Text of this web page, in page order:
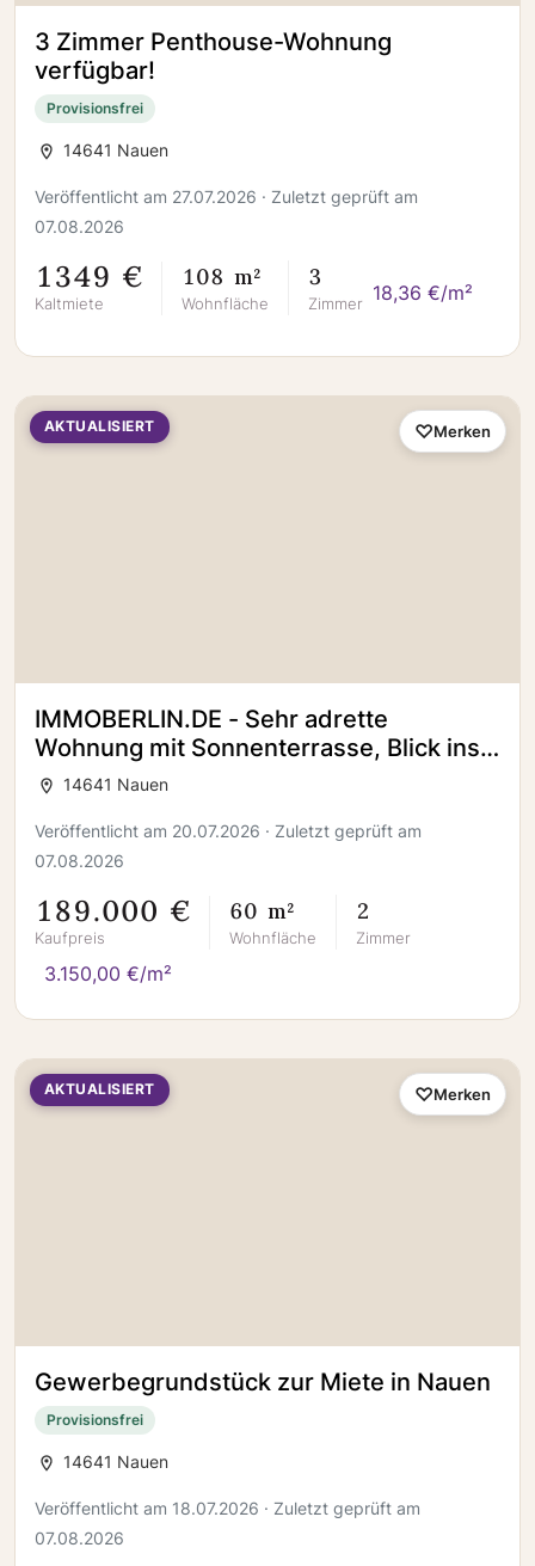
3 Zimmer Penthouse-Wohnung
verfügbar!
Provisionsfrei
14641 Nauen
Veröffentlicht am 27.07.2026 · Zuletzt geprüft am
07.08.2026
1349 €
Kaltmiete
108 m²
Wohnfläche
3
Zimmer 18,36 €/m²
AKTUALISIERT
IMMOBERLIN.DE - Sehr adrette
Wohnung mit Sonnenterrasse, Blick ins
Grüne & Pkw-Stellplatz
14641 Nauen
Veröffentlicht am 20.07.2026 · Zuletzt geprüft am
07.08.2026
189.000 €
Kaufpreis
60 m²
Wohnfläche
2
Zimmer
3.150,00 €/m²
Merken
AKTUALISIERT
Gewerbegrundstück zur Miete in Nauen
Provisionsfrei
14641 Nauen
Veröffentlicht am 18.07.2026 · Zuletzt geprüft am
07.08.2026
Merken